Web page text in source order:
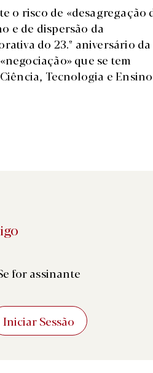
o risco de «desagregação
e de dispersão da
do 23.º aniversário da
que se tem
Tecnologia e Ensino
for assinante
Iniciar Sessão